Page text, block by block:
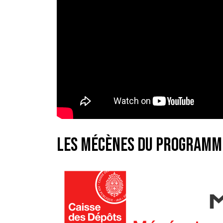
Les mécènes du